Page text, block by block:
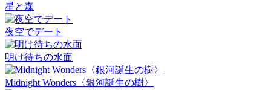
星と森
夜空でデート
明け待ちの水面
Midnight Wonders〈銀河誕生の樹〉